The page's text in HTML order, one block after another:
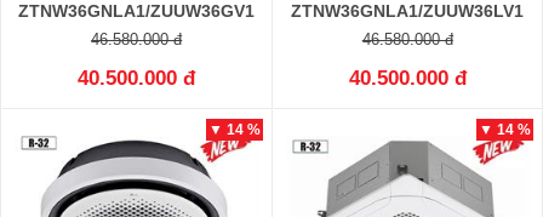
ZTNW36GNLA1/ZUUW36GV1
46.580.000 đ
40.500.000 đ
ZTNW36GNLA1/ZUUW36LV1
46.580.000 đ
40.500.000 đ
▼ 14 % ▼ 14 %